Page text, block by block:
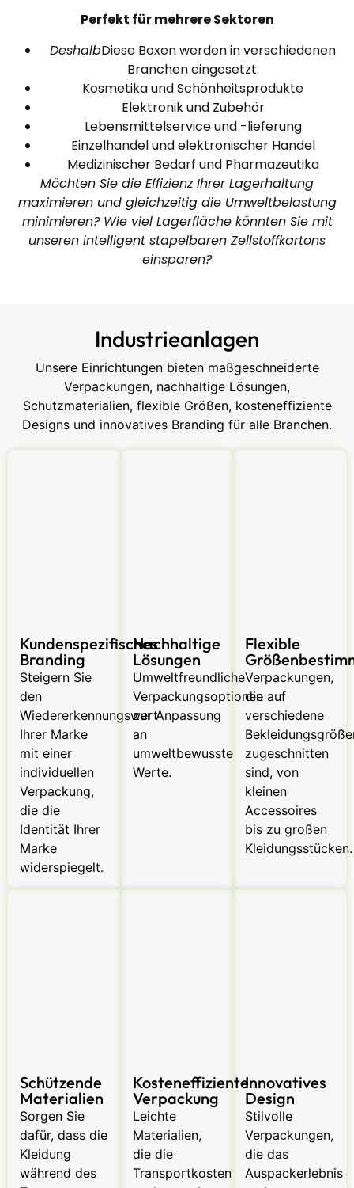
Perfekt für mehrere Sektoren
DeshalbDiese Boxen werden in verschiedenen
Branchen eingesetzt:
Kosmetika und Schönheitsprodukte
Elektronik und Zubehör
Lebensmittelservice und -lieferung
Einzelhandel und elektronischer Handel
Medizinischer Bedarf und Pharmazeutika
Möchten Sie die Effizienz Ihrer Lagerhaltung
maximieren und gleichzeitig die Umweltbelastung
minimieren? Wie viel Lagerfläche könnten Sie mit
unseren intelligent stapelbaren Zellstoffkartons
einsparen?
Industrieanlagen
Unsere Einrichtungen bieten maßgeschneiderte
Verpackungen, nachhaltige Lösungen,
Schutzmaterialien, flexible Größen, kosteneffiziente
Designs und innovatives Branding für alle Branchen.
Kundenspezifisches
Branding
Steigern Sie
den
Wiedererkennungswert
Ihrer Marke
mit einer
individuellen
Verpackung,
die die
Identität Ihrer
Marke
widerspiegelt.
Nachhaltige
Lösungen
Umweltfreundliche
Verpackungsoptionen
zur Anpassung
an
umweltbewusste
Werte.
Flexible
Verpackungen,
die auf
verschiedene
zugeschnitten
sind, von
kleinen
Accessoires
bis zu großen
Kleidungsstücken.
Schützende
Materialien
Sorgen Sie
dafür, dass die
Kleidung
während des
Kosteneffiziente
Verpackung
Leichte
Materialien,
die die
Transportkosten
Innovatives
Design
Stilvolle
Verpackungen,
die das
Auspackerlebnis